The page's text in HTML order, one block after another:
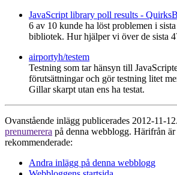
JavaScript library poll results -
6 av 10 kunde ha löst problemen i
bibliotek. Hur hjälper vi över de sista
airportyh/testem
Testning som tar hänsyn till
förutsättningar och gör testning litet
Gillar skarpt utan ens ha testat.
Ovanstående inlägg publicerades 2012-11-
prenumerera på denna webblogg. Härifrån
rekommenderade:
Andra inlägg på denna webblogg